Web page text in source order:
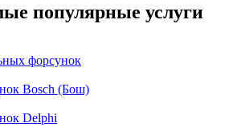
популярные услуги
форсунок
Bosch (Бош)
Delphi